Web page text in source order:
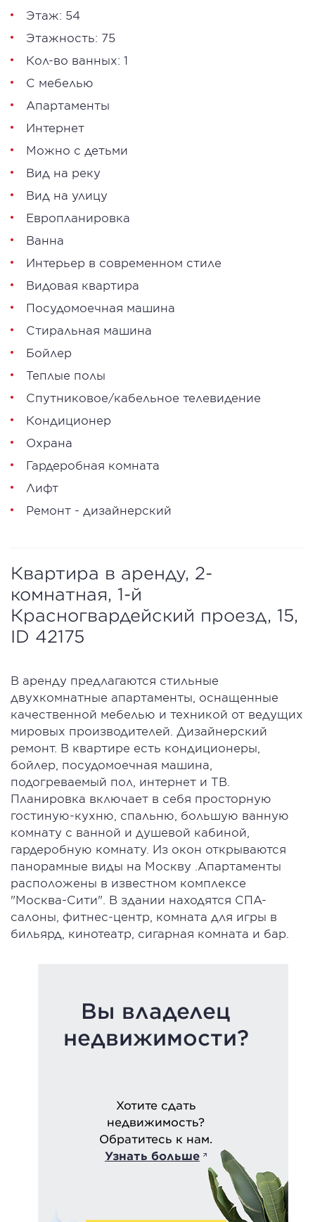
Этаж: 54
Этажность: 75
Кол-во ванных: 1
С мебелью
Апартаменты
Интернет
Можно с детьми
Вид на реку
Вид на улицу
Европланировка
Ванна
Интерьер в современном стиле
Видовая квартира
Посудомоечная машина
Стиральная машина
Бойлер
Теплые полы
Спутниковое/кабельное телевидение
Кондиционер
Охрана
Гардеробная комната
Лифт
Ремонт - дизайнерский
Квартира в аренду, 2-
комнатная, 1-й
Красногвардейский проезд, 15,
ID 42175
В аренду предлагаются стильные
двухкомнатные апартаменты, оснащенные
качественной мебелью и техникой от ведущих
мировых производителей. Дизайнерский
ремонт. В квартире есть кондиционеры,
бойлер, посудомоечная машина,
подогреваемый пол, интернет и ТВ.
Планировка включает в себя просторную
гостиную-кухню, спальню, большую ванную
комнату с ванной и душевой кабиной,
гардеробную комнату. Из окон открываются
панорамные виды на Москву .Апартаменты
расположены в известном комплексе
"Москва-Сити". В здании находятся СПА-
салоны, фитнес-центр, комната для игры в
бильярд, кинотеатр, сигарная комната и бар.
Вы владелец
недвижимости?
Хотите сдать
недвижимость?
Обратитесь к нам.
Узнать больше